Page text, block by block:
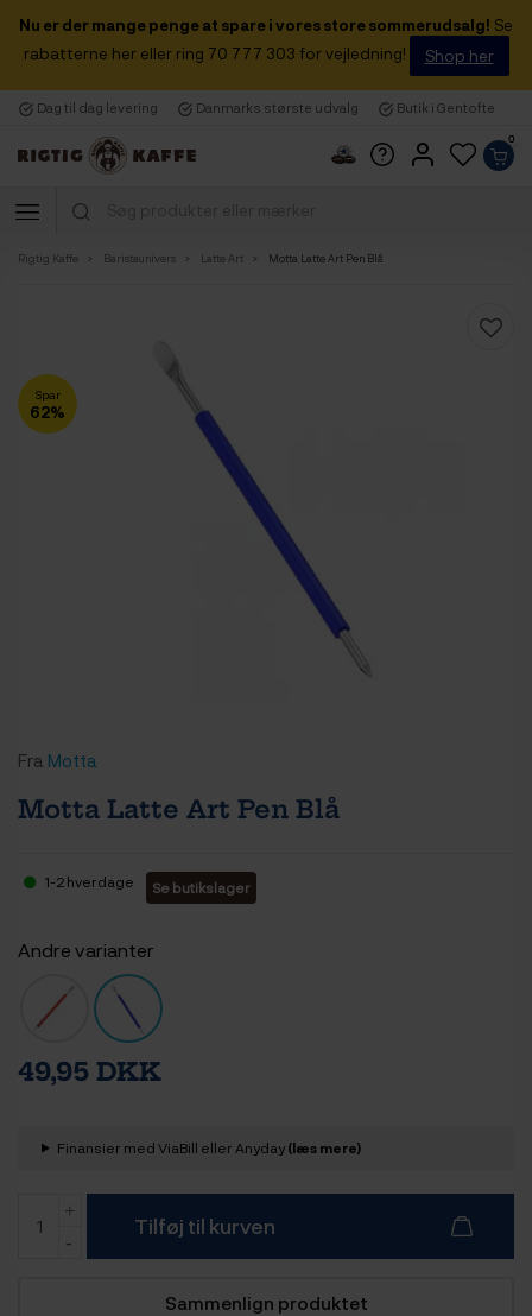
Nu er der mange penge at spare i vores store sommerudsalg! Se
rabatterne her eller ring 70 777 303 for vejledning!
Shop her
Dag til dag levering Danmarks største udvalg Butik i Gentofte
0
Rigtig Kaffe Baristaunivers Latte Art Motta Latte Art Pen Blå
Spar
62%
Fra Motta
Motta Latte Art Pen Blå
1-2 hverdage Se butikslager
Andre varianter
49,95 DKK
Finansier med ViaBill eller Anyday(læs mere)
Tilføj til kurven
Sammenlign produktet